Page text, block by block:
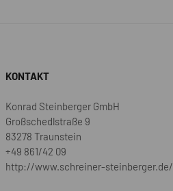
KONTAKT
Konrad Steinberger GmbH
Großschedlstraße 9
83278 Traunstein
+49 861/42 09
http://www.schreiner-steinberger.de/